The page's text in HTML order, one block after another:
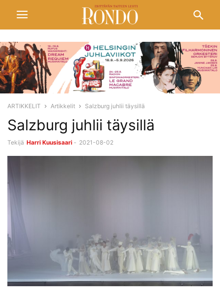
ARTIKKELIT Artikkelit Salzburg juhlii täysillä
Salzburg juhlii täysillä
Tekijä Harri Kuusisaari - 2021-08-02